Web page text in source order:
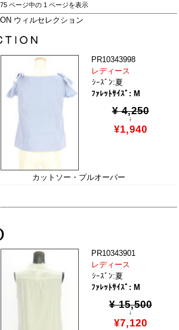
75 ページ中の 1 ページを表示
ウィルセレクション
PR10343998
レディース
ｼｰｽﾞﾝ:夏
ﾌｧﾚｯﾄｻｲｽﾞ: M
¥ 4,250
↓
¥1,940
カットソー・プルオーバー
PR10343901
レディース
ｼｰｽﾞﾝ:夏
ﾌｧﾚｯﾄｻｲｽﾞ: M
¥ 15,500
↓
¥7,120